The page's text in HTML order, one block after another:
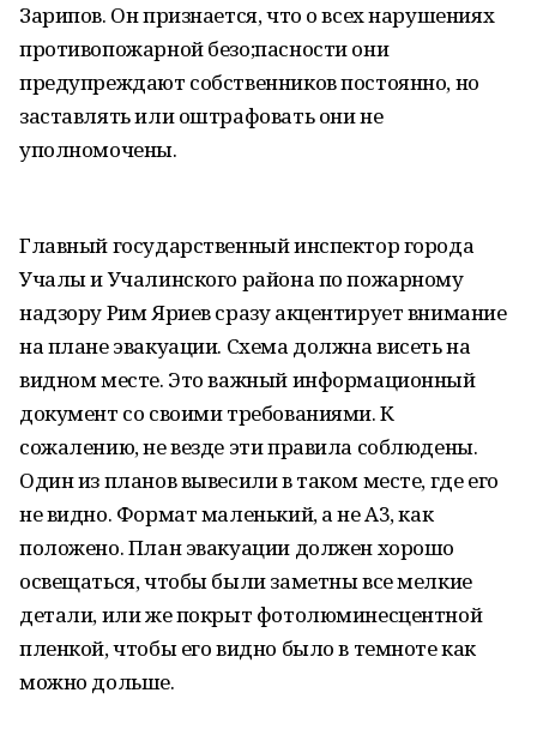
Зарипов. Он признается, что о всех нарушениях
противопожарной безо;пасности они
предупреждают собственников постоянно, но
заставлять или оштрафовать они не
уполномочены.
Главный государственный инспектор города
Учалы и Учалинского района по пожарному
надзору Рим Яриев сразу акцентирует внимание
на плане эвакуации. Схема должна висеть на
видном месте. Это важный информационный
документ со своими требованиями. К
сожалению, не везде эти правила соблюдены.
Один из планов вывесили в таком месте, где его
не видно. Формат маленький, а не А3, как
положено. План эвакуации должен хорошо
освещаться, чтобы были заметны все мелкие
детали, или же покрыт фотолюминесцентной
пленкой, чтобы его видно было в темноте как
можно дольше.